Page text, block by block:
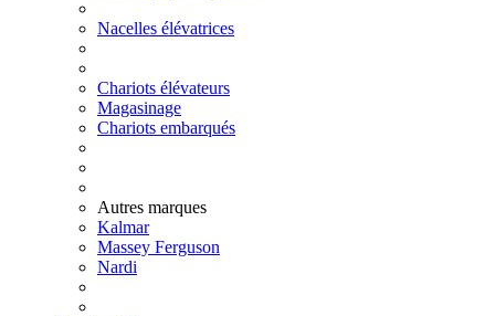
Nacelles élévatrices
Chariots élévateurs
Magasinage
Chariots embarqués
Autres marques
Kalmar
Massey Ferguson
Nardi